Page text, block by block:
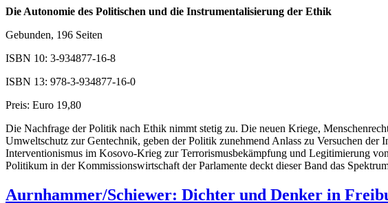
Die Autonomie des Politischen und die Instrumentalisierung der Ethik
Gebunden, 196 Seiten
ISBN 10: 3-934877-16-8
ISBN 13: 978-3-934877-16-0
Preis: Euro 19,80
Die Nachfrage der Politik nach Ethik nimmt stetig zu. Die neuen Kriege,
Umweltschutz zur Gentechnik, geben der Politik zunehmend Anlass zu Versuchen
Interventionismus im Kosovo-Krieg zur Terrorismusbekämpfung und Legitimierung
Politikum in der Kommissionswirtschaft der Parlamente deckt dieser Band das
Aurnhammer/Schiewer: Dichter und Denker in